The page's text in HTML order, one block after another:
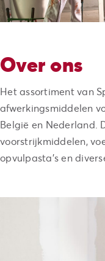
Over ons
Het assortiment van
afwerkingsmiddelen
België en Nederland.
voorstrijkmiddelen,
opvulpasta’s en